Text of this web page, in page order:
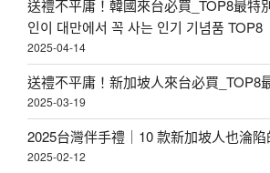
送禮不平庸！韓國來台必買_TOP8最特
인이 대만에서 꼭 사는 인기 기념품 TOP8
2025-04-14
送禮不平庸！新加坡人來台必買_TOP8
2025-03-19
2025台灣伴手禮｜10 款新加坡人也淪陷
2025-02-12